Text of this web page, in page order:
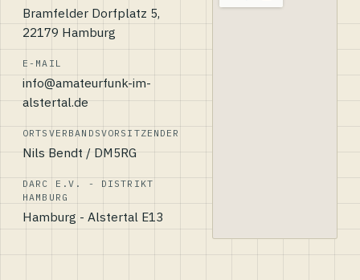
Bramfelder Dorfplatz 5,
22179 Hamburg
E-MAIL
info@amateurfunk-im-
alstertal.de
ORTSVERBANDSVORSITZENDER
Nils Bendt / DM5RG
DARC E.V. - DISTRIKT
HAMBURG
Hamburg - Alstertal E13